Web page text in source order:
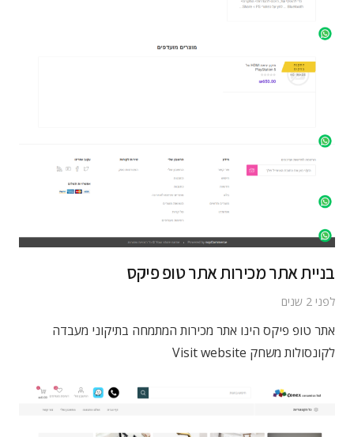
בניית אתר מכירות אתר טופ פיקס
לפני 2 שנים
אתר טופ פיקס הינו אתר מכירות המתמחה בתיקוני מעבדה
לקונסולות משחק Visit website